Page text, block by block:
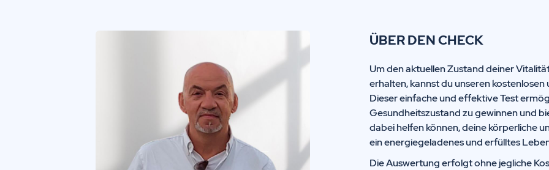
ÜBER DEN CHECK
Um den aktuellen Zustand deiner
erhalten, kannst du unseren
Dieser einfache und effektive Test
Gesundheitszustand zu gewinnen und
dabei helfen können, deine körperliche
ein energiegeladenes und erfülltes
Die Auswertung erfolgt ohne jegliche